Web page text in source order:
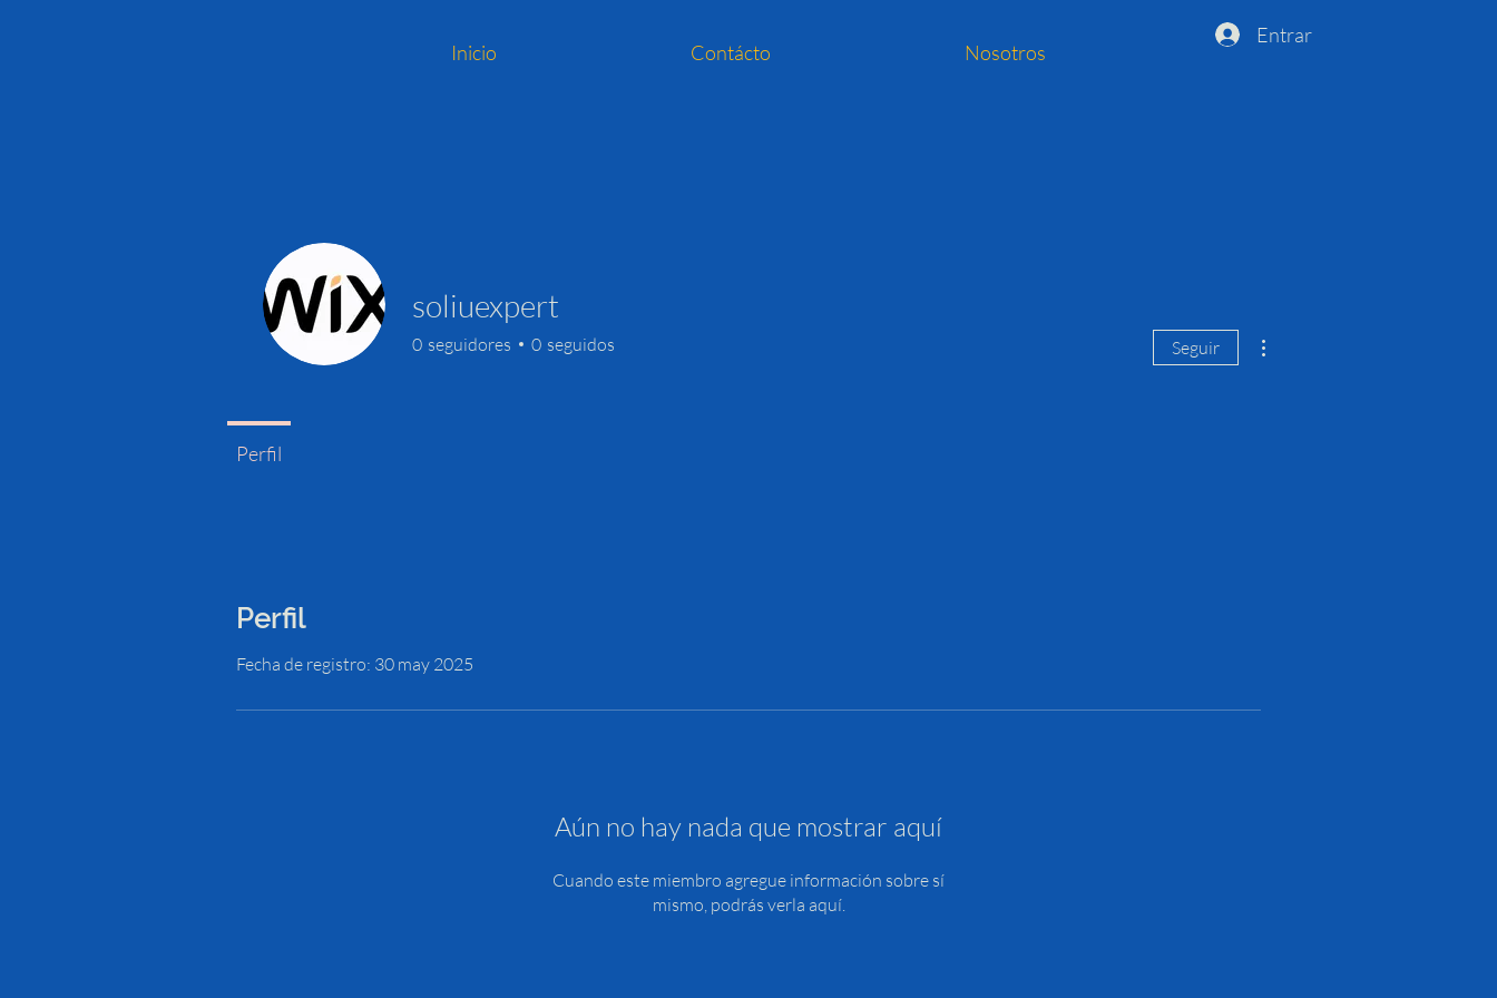
Entrar
Inicio Contácto Nosotros
Perfil
Fecha de registro: 30 may 2025
Aún no hay nada que mostrar aquí
Cuando este miembro agregue información sobre sí
mismo, podrás verla aquí.
soliuexpert
0 seguidores 0 seguidos Seguir
Perfil